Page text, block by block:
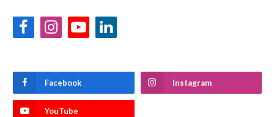
FacebookInstagramYouTubeLinkedIn
Facebook Instagram
YouTube